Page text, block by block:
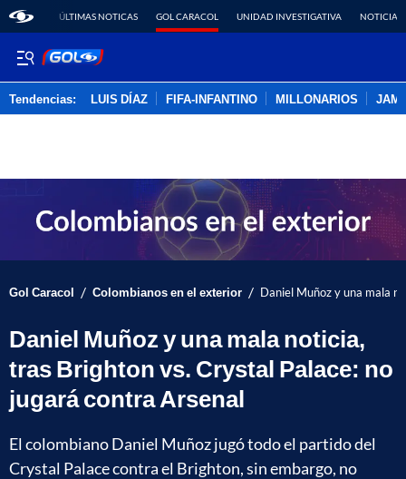
ÚLTIMAS NOTICAS GOL CARACOL UNIDAD INVESTIGATIVA NOTICIAS
Tendencias: LUIS DÍAZ FIFA-INFANTINO MILLONARIOS
Gol Caracol / Colombianos en el exterior / Daniel Muñoz y una mala
Daniel Muñoz y una mala noticia,
tras Brighton vs. Crystal Palace: no
jugará contra Arsenal
El colombiano Daniel Muñoz jugó todo el partido del
Crystal Palace contra el Brighton, sin embargo, no